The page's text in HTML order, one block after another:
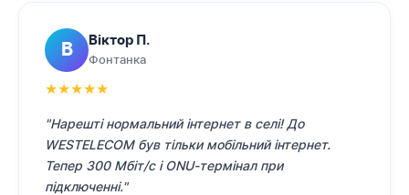
В Віктор П.
Фонтанка
★★★★★
"Нарешті нормальний інтернет в селі! До
WESTELECOM був тільки мобільний інтернет.
Тепер 300 Мбіт/с і ONU-термінал при
підключенні."